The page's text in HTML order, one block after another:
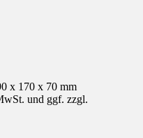
x 170 x 70 mm
und ggf. zzgl.